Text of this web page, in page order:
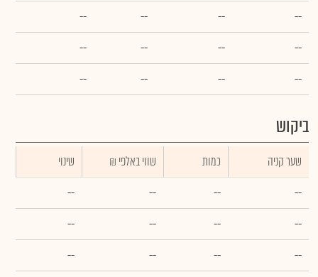
--
--
--
--
--
--
--
--
--
--
--
--
ביקוש
שער קניה כמות ₪ שווי באלפי
שינוי
--
--
--
--
--
--
--
--
--
--
--
--